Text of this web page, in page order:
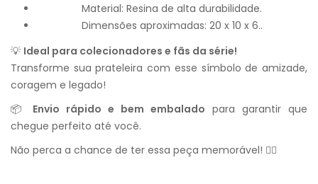
Material: Resina de alta durabilidade.
Dimensões aproximadas: 20 x 10 x 6..
💡 Ideal para colecionadores e fãs da série!
Transforme sua prateleira com esse símbolo de amizade,
coragem e legado!
📦 Envio rápido e bem embalado para garantir que
chegue perfeito até você.
Não perca a chance de ter essa peça memorável! 🏴‍☠️